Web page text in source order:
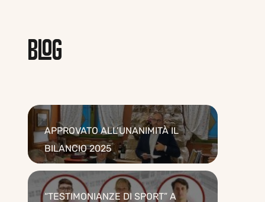
BLOG
APPROVATO ALL’UNANIMITÀ IL
BILANCIO 2025
“TESTIMONIANZE DI SPORT” A